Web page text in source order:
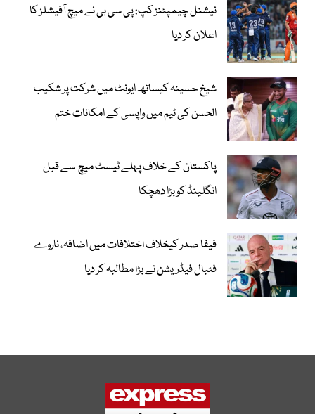
نیشنل چیمپئنز کپ: پی سی بی نے میچ آفیشلز کا
اعلان کر دیا
شیخ حسینہ کیساتھ ایونٹ میں شرکت پر شکیب
الحسن کی ٹیم میں واپسی کے امکانات ختم
پاکستان کے خلاف پہلے ٹیسٹ میچ سے قبل
انگلینڈ کو بڑا دھچکا
فیفا صدر کیخلاف اختلافات میں اضافہ، ناروے
فٹبال فیڈریشن نے بڑا مطالبہ کر دیا